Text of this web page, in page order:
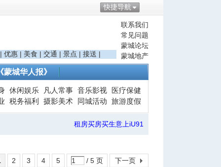
快捷导航
联系我们
常见问题
蒙城论坛
蒙城地产
| 优惠 | 美食 | 交通 | 景点 | 接送 |
《蒙城华人报》
休闲娱乐 凡人常事 音乐影视
医疗保健
税务福利 摄影美术 同城活动 旅游度假
租房买房买生意上iU91
2 3 4 5 / 5 页 下一页